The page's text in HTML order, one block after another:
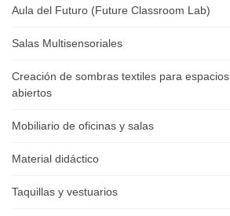
Aula del Futuro (Future Classroom Lab)
Salas Multisensoriales
Creación de sombras textiles para espacios
abiertos
Mobiliario de oficinas y salas
Material didáctico
Taquillas y vestuarios